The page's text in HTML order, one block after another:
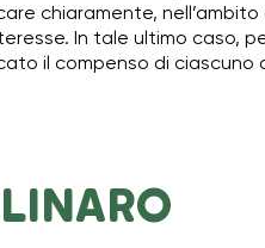
chiaramente,
In tale ultimo caso,
il compenso di ciascuno